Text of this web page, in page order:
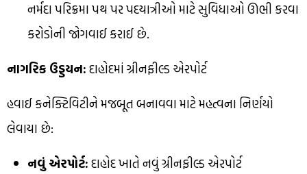
નર્મદા પરિક્રમા પથ પર પદયાત્રીઓ માટે સુવિધાઓ ઊભી કરવા
કરોડોની જોગવાઈ કરાઈ છે.
નાગરિક ઉડ્ડયન:દાહોદમાં ગ્રીનફીલ્ડ એરપોર્ટ
હવાઈ કનેક્ટિવિટીને મજબૂત બનાવવા માટે મહત્વના નિર્ણયો
લેવાયા છે:
નવું એરપોર્ટ:દાહોદ ખાતે નવું ગ્રીનફીલ્ડ એરપોર્ટ